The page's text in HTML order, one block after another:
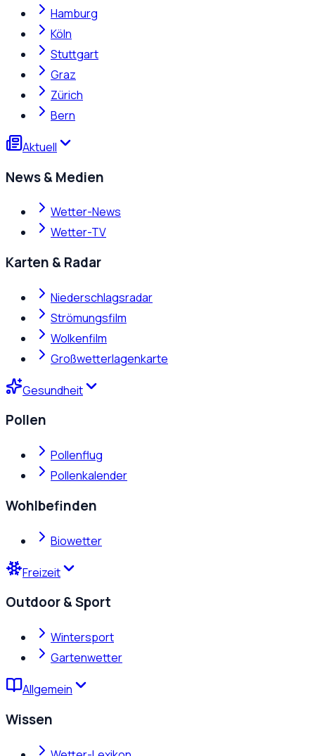
Hamburg
Köln
Stuttgart
Graz
Zürich
Bern
Aktuell
News & Medien
Wetter-News
Wetter-TV
Karten & Radar
Niederschlagsradar
Strömungsfilm
Wolkenfilm
Großwetterlagenkarte
Gesundheit
Pollen
Pollenflug
Pollenkalender
Wohlbefinden
Biowetter
Freizeit
Outdoor & Sport
Wintersport
Gartenwetter
Allgemein
Wissen